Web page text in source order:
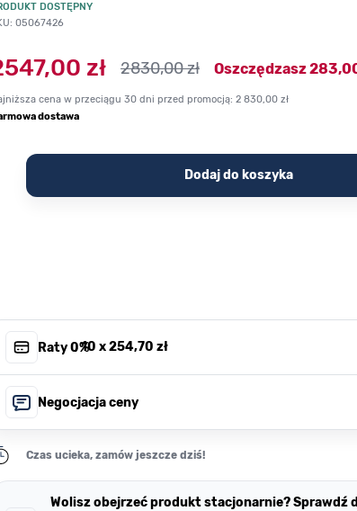
DOSTĘPNY
05067426
zł 2830,00 zł Oszczędzasz
cena w przeciągu 30 dni przed promocją: 2 830,00 zł
dostawa
Dodaj do koszyka
Raty 0%, 10 x254,70 zł
Negocjacja ceny
Czas ucieka, zamów jeszcze dziś!
Wolisz obejrzeć produkt stacjonarnie? Sprawdź